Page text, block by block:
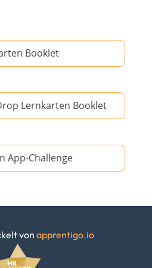
Booklet
Lernkarten Booklet
App-Challenge